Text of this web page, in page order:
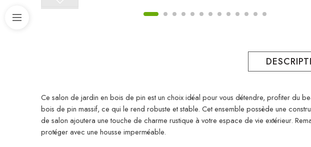
Ce salon de jardin en bois de pin est un choix idéal pour vous détendre, profiter du
bois de pin massif, ce qui le rend robuste et stable. Cet ensemble possède une
de salon ajoutera une touche de charme rustique à votre espace de vie extérieur.
protéger avec une housse imperméable.